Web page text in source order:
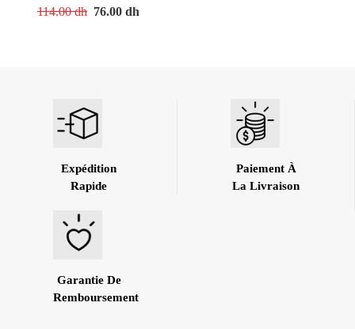
114.00dh 76.00 dh
Paiement À
La Livraison
Expédition
Rapide
Garantie De
Remboursement